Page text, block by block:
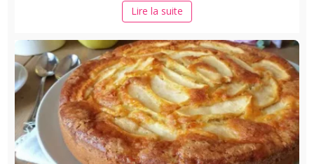
Lire la suite